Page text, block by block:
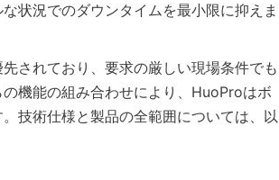
状況でのダウンタイムを最小限に抑えま
されており、要求の厳しい現場条件でも
機能の組み合わせにより、HuoProはボ
技術仕様と製品の全範囲については、以